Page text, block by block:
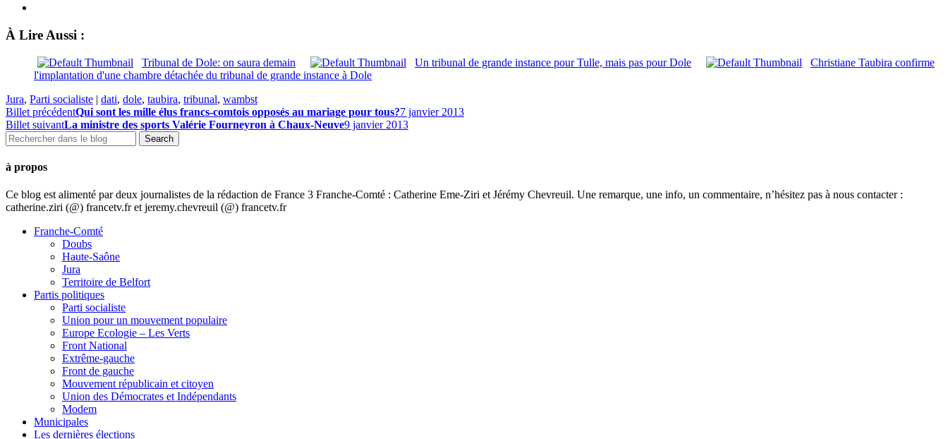
À Lire Aussi :
Tribunal de Dole: on saura demain Un tribunal de grande instance pour Tulle, mais pas pour Dole
Christiane Taubira confirme
l'implantation d'une chambre détachée du tribunal de grande instance à Dole
Jura, Parti socialiste | dati, dole, taubira, tribunal, wambst
Billet précédentQui sont les mille élus francs-comtois opposés au mariage pour tous?7 janvier 2013
Billet suivantLa ministre des sports Valérie Fourneyron à Chaux-Neuve9 janvier 2013
à propos
Ce blog est alimenté par deux journalistes de la rédaction de France 3 Franche-Comté : Catherine Eme-Ziri et Jérémy Chevreuil. Une remarque, une info, un commentaire, n’hésitez pas à nous contacter :
catherine.ziri (@) francetv.fr et jeremy.chevreuil (@) francetv.fr
Franche-Comté
Doubs
Haute-Saône
Jura
Territoire de Belfort
Partis politiques
Parti socialiste
Union pour un mouvement populaire
Europe Ecologie – Les Verts
Front National
Extrême-gauche
Front de gauche
Mouvement républicain et citoyen
Union des Démocrates et Indépendants
Modem
Municipales
Les dernières élections